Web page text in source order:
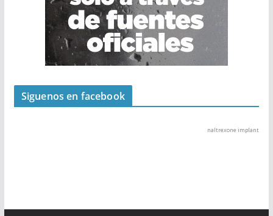
Siguenos en facebook
naltrexone implant